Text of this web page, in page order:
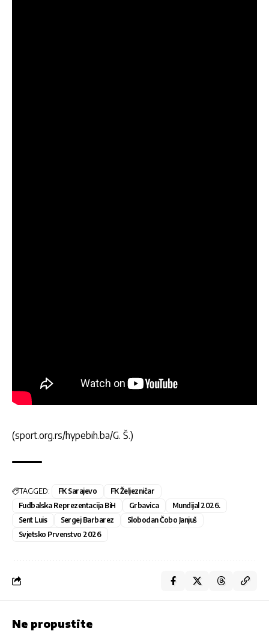
(sport.org.rs/hypebih.ba/G. Š.)
TAGGED: FK Sarajevo
FK Željezničar
Fudbalska Reprezentacija BiH
Grbavica
Mundijal 2026.
Sent Luis
Sergej Barbarez
Slobodan Čobo Janjuš
Svjetsko Prvenstvo 2026
Ne propustite